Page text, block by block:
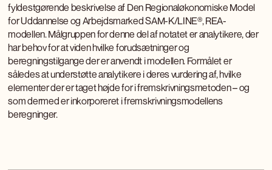
fyldestgørende beskrivelse af Den Regionaløkonomiske Model
for Uddannelse og Arbejdsmarked SAM-K/LINE®, REA-
modellen. Målgruppen for denne del af notatet er analytikere, der
har behov for at viden hvilke forudsætninger og
beregningstilgange der er anvendt i modellen. Formålet er
således at understøtte analytikere i deres vurdering af, hvilke
elementer der er taget højde for i fremskrivningsmetoden – og
som dermed er inkorporeret i fremskrivningsmodellens
beregninger.